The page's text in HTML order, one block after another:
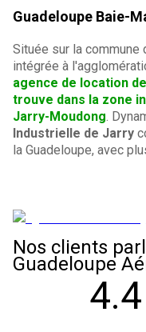
Guadeloupe Baie-
Située sur la commune
intégrée à
agence de location
trouve dans la zone
Jarry-Moudong.
Industrielle de Jarry
la Guadeloupe, avec
Nos clients
Guadeloupe
4.4